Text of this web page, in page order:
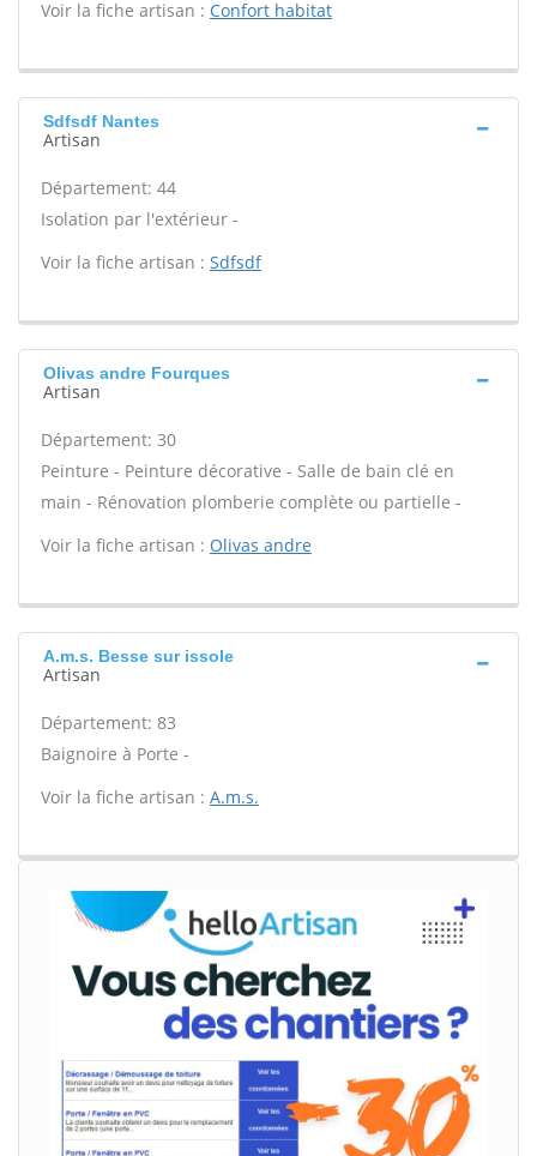
Voir la fiche artisan : Confort habitat
Sdfsdf Nantes
Artisan
Département: 44
Isolation par l'extérieur -
Voir la fiche artisan : Sdfsdf
Olivas andre Fourques
Artisan
Département: 30
Peinture - Peinture décorative - Salle de bain clé en
main - Rénovation plomberie complète ou partielle -
Voir la fiche artisan : Olivas andre
A.m.s. Besse sur issole
Artisan
Département: 83
Baignoire à Porte -
Voir la fiche artisan : A.m.s.